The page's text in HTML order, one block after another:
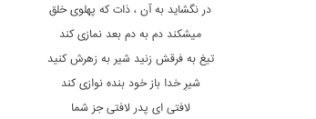
در نگشاید به آن ، ذات که پهلوی خلق
میشکند دم به دم بعد نمازی کند
تیغ به فرقش زنید شیر به زهرش کنید
شیرِ خدا باز خود بنده نوازی کند
لافتی ای پدر لافتی جز شما